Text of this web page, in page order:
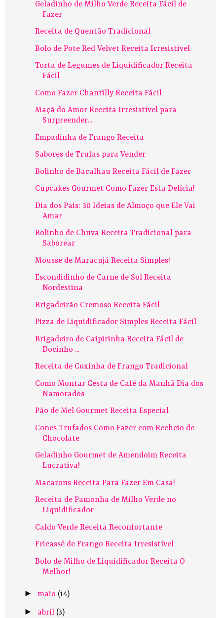
Geladinho de Milho Verde Receita Fácil de
Fazer
Receita de Quentão Tradicional
Bolo de Pote Red Velvet Receita Irresistivel
Torta de Legumes de Liquidificador Receita
Fácil
Como Fazer Chantilly Receita Fácil
Maçã do Amor Receita Irresistível para
Surpreender...
Empadinha de Frango Receita
Sabores de Trufas para Vender
Bolinho de Bacalhau Receita Fácil de Fazer
Cupcakes Gourmet Como Fazer Esta Delícia!
Dia dos Pais: 30 Ideias de Almoço que Ele Vai
Amar
Bolinho de Chuva Receita Tradicional para
Saborear
Mousse de Maracujá Receita Simples!
Escondidinho de Carne de Sol Receita
Nordestina
Brigadeirão Cremoso Receita Fácil
Pizza de Liquidificador Simples Receita Fácil
Brigadeiro de Caipirinha Receita Fácil de
Docinho ...
Receita de Coxinha de Frango Tradicional
Como Montar Cesta de Café da Manhã Dia dos
Namorados
Pão de Mel Gourmet Receita Especial
Cones Trufados Como Fazer com Recheio de
Chocolate
Geladinho Gourmet de Amendoim Receita
Lucrativa!
Macarons Receita Para Fazer Em Casa!
Receita de Pamonha de Milho Verde no
Liquidificador
Caldo Verde Receita Reconfortante
Fricassé de Frango Receita Irresistível
Bolo de Milho de Liquidificador Receita O
Melhor!
► maio (14)
► abril (3)